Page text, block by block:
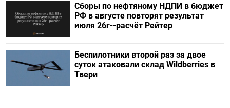
Сборы по нефтяному НДПИ в бюджет
РФ в августе повторят результат
июля 26г--расчёт Рейтер
Беспилотники второй раз за двое
суток атаковали склад Wildberries в
Твери